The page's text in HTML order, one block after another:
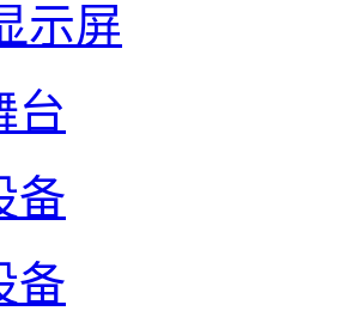
示屏
台
备
备